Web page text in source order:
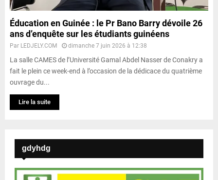
Éducation en Guinée : le Pr Bano Barry dévoile 26
ans d’enquête sur les étudiants guinéens
Par LEDJELY.COM dimanche 7 juin 2026 à 12:38
La salle CAMES de l’Université Gamal Abdel Nasser de Conakry a
fait le plein ce week-end à l’occasion de la dédicace du quatrième
ouvrage du...
Lire la suite
gdyhdg